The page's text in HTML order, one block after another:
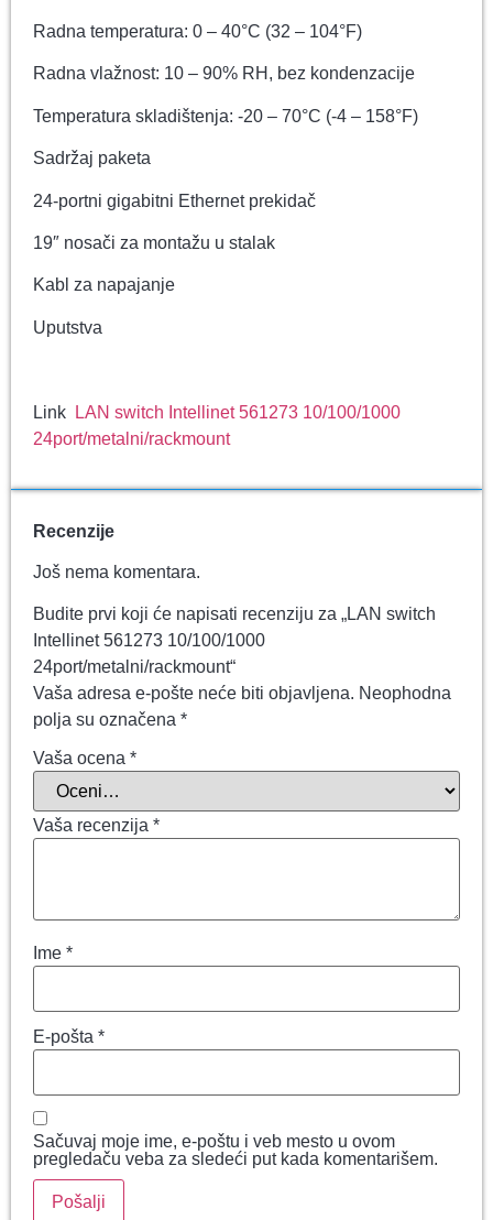
Radna temperatura: 0 – 40°C (32 – 104°F)
Radna vlažnost: 10 – 90% RH, bez kondenzacije
Temperatura skladištenja: -20 – 70°C (-4 – 158°F)
Sadržaj paketa
24-portni gigabitni Ethernet prekidač
19″ nosači za montažu u stalak
Kabl za napajanje
Uputstva
Link
LAN switch Intellinet 561273 10/100/1000
24port/metalni/rackmount
Recenzije
Još nema komentara.
Budite prvi koji će napisati recenziju za „LAN switch
Intellinet 561273 10/100/1000
24port/metalni/rackmount“
Vaša adresa e-pošte neće biti objavljena. Neophodna
polja su označena *
Vaša ocena *
Vaša recenzija *
Ime *
E-pošta *
Sačuvaj moje ime, e-poštu i veb mesto u ovom
pregledaču veba za sledeći put kada komentarišem.